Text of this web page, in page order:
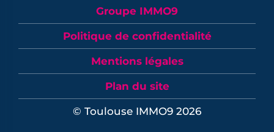
Groupe IMMO9
Politique de confidentialité
Mentions légales
Plan du site
© Toulouse IMMO9 2026